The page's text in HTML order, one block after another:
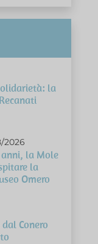
la
2026
anni, la Mole
la
Omero
Conero